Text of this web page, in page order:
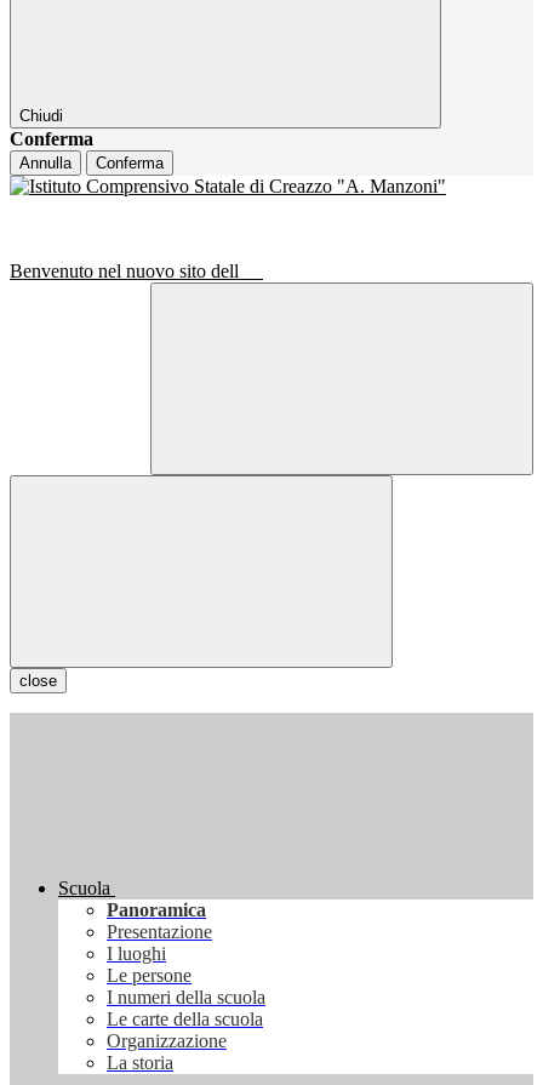
Chiudi
Conferma
Annulla Conferma
Benvenuto nel nuovo sito dell
close
Scuola
Panoramica
Presentazione
I luoghi
Le persone
I numeri della scuola
Le carte della scuola
Organizzazione
La storia